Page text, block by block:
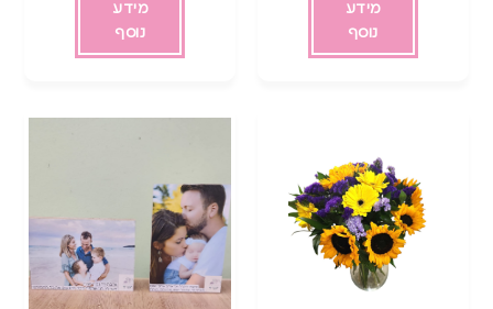
מידע
נוסף
מידע
נוסף